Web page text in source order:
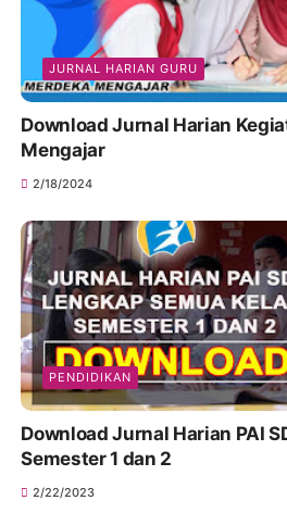
JURNAL HARIAN GURU
Download Jurnal Harian
Mengajar
2/18/2024
PENDIDIKAN
Download Jurnal Harian PAI
Semester 1 dan 2
2/22/2023